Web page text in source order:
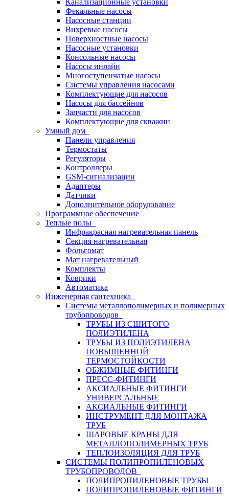
Канализационные установки
Фекальные насосы
Насосные станции
Вихревые насосы
Поверхностные насосы
Насосные установки
Консольные насосы
Насосы инлайн
Многоступенчатые насосы
Системы управления насосами
Комплектующие для насосов
Насосы для бассейнов
Запчасти для насосов
Комплектующие для скважин
Умный дом
Панели управления
Термостаты
Регуляторы
Контроллеры
GSM-сигнализации
Адаптеры
Датчики
Дополнительное оборудование
Программное обеспечение
Теплые полы
Инфракрасная нагревательная панель
Секция нагревательная
Фольгомат
Мат нагревательный
Комплекты
Коврики
Автоматика
Инженерная сантехника
Системы металлополимерных и полимерных
трубопроводов
ТРУБЫ ИЗ СШИТОГО
ПОЛИЭТИЛЕНА
ТРУБЫ ИЗ ПОЛИЭТИЛЕНА
ПОВЫШЕННОЙ
ТЕРМОСТОЙКОСТИ
ОБЖИМНЫЕ ФИТИНГИ
ПРЕСС-ФИТИНГИ
АКСИАЛЬНЫЕ ФИТИНГИ
УНИВЕРСАЛЬНЫЕ
АКСИАЛЬНЫЕ ФИТИНГИ
ИНСТРУМЕНТ ДЛЯ МОНТАЖА
ТРУБ
ШАРОВЫЕ КРАНЫ ДЛЯ
МЕТАЛЛОПОЛИМЕРНЫХ ТРУБ
ТЕПЛОИЗОЛЯЦИЯ ДЛЯ ТРУБ
СИСТЕМЫ ПОЛИПРОПИЛЕНОВЫХ
ТРУБОПРОВОДОВ
ПОЛИПРОПИЛЕНОВЫЕ ТРУБЫ
ПОЛИПРОПИЛЕНОВЫЕ ФИТИНГИ